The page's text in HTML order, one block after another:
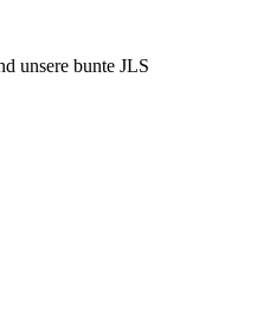
unsere bunte JLS